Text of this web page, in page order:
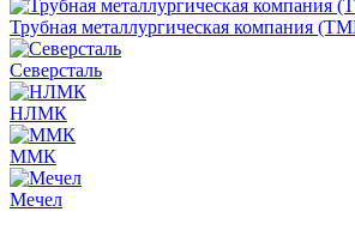
Трубная металлургическая компания
Северсталь
НЛМК
ММК
Мечел